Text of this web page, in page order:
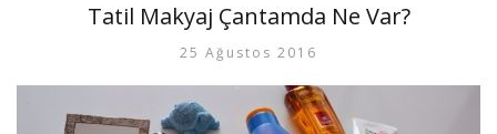
Tatil Makyaj Çantamda Ne Var?
25 Ağustos 2016